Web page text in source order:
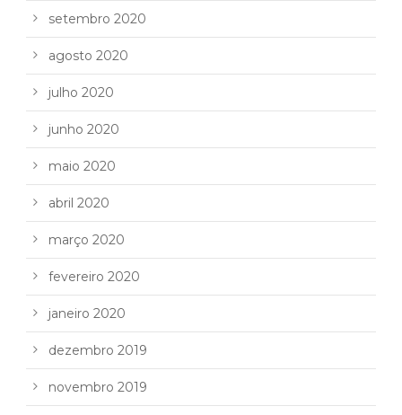
setembro 2020
agosto 2020
julho 2020
junho 2020
maio 2020
abril 2020
março 2020
fevereiro 2020
janeiro 2020
dezembro 2019
novembro 2019